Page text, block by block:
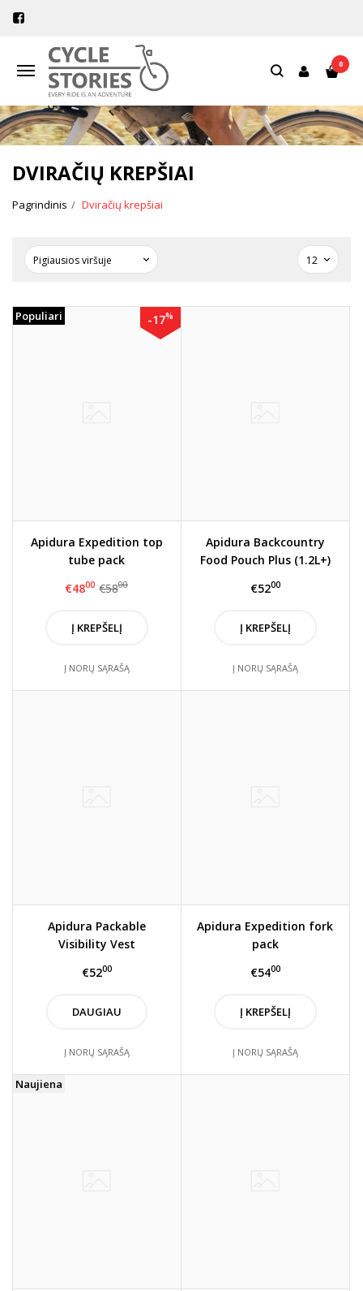
Navigacija
0
DVIRAČIŲ KREPŠIAI
Pagrindinis Dviračių krepšiai
Populiari -17%
Apidura Expedition top
tube pack
€4800 €5800
Į KREPŠELĮ
Į NORŲ SĄRAŠĄ
Apidura Backcountry
Food Pouch Plus (1.2L+)
€5200
Į KREPŠELĮ
Į NORŲ SĄRAŠĄ
Apidura Packable
Visibility Vest
€5200
DAUGIAU
Į NORŲ SĄRAŠĄ
Apidura Expedition fork
pack
€5400
Į KREPŠELĮ
Į NORŲ SĄRAŠĄ
Naujiena